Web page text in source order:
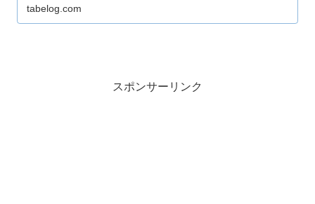
tabelog.com
スポンサーリンク